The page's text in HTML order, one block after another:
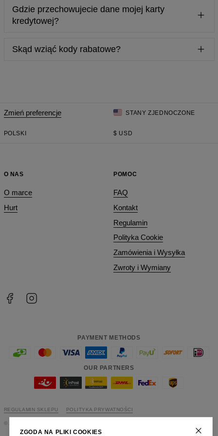
płatności przez PayPal, Payu oraz Sepa.
Gdzie przechowujecie dane mojej karty
kredytowej?
Skąd wziąć kody rabatowe?
Zmień preferencje STANY ZJEDNOCZONE
POLSKI $ USD
O NAS
O marce
Hurt
POMOC
FAQ
Kontakt
Regulamin
Polityka Cookie
Zamówienia i Wysyłka
Zwroty i Wymiany
PAYMENT METHODS
OUR PARTNERS
REGULAMIN SKLEPU POLITYKA PRYWATNOŚCI
©
ZGODA NA PLIKI COOKIES